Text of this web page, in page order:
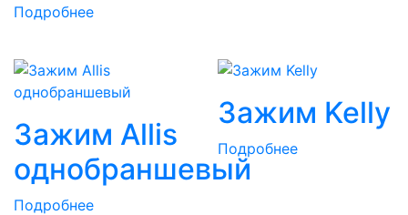
Подробнее
Зажим Allis
однобраншевый
Подробнее
Зажим Kelly
Подробнее